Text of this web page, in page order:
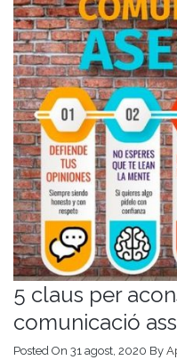
5 claus per
comunicació
Posted On 31 agost, 2020 By